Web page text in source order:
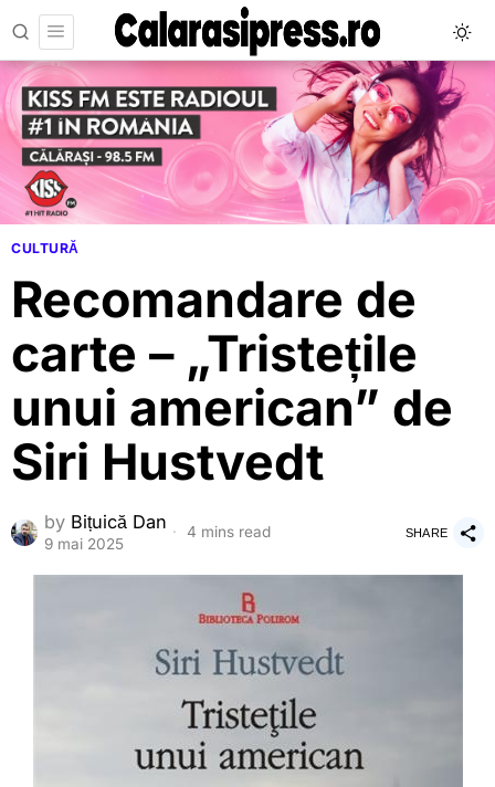
CULTURĂ
Recomandare de
carte – „Tristețile
unui american” de
Siri Hustvedt
by Bițuică Dan
9 mai 2025
4 mins read SHARE